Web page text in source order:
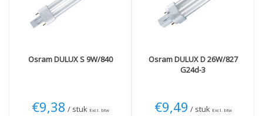
OsramDULUX S 9W/840
€9,38 / stuk Excl. btw
OsramDULUX D 26W/827
G24d-3
€9,49 / stuk Excl. btw